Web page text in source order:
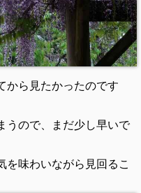
から見たかったのです
うので、まだ少し早いで
を味わいながら見回るこ